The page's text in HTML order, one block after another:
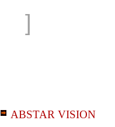
]
ABSTAR VISION